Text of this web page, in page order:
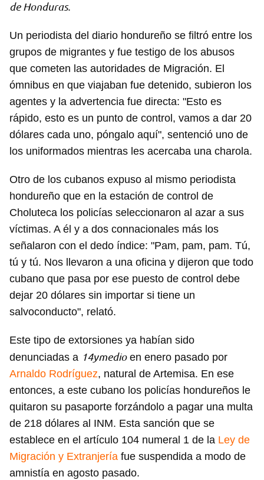
de Honduras.
Un periodista del diario hondureño se filtró entre los
grupos de migrantes y fue testigo de los abusos
que cometen las autoridades de Migración. El
ómnibus en que viajaban fue detenido, subieron los
agentes y la advertencia fue directa: "Esto es
rápido, esto es un punto de control, vamos a dar 20
dólares cada uno, póngalo aquí", sentenció uno de
los uniformados mientras les acercaba una charola.
Otro de los cubanos expuso al mismo periodista
hondureño que en la estación de control de
Choluteca los policías seleccionaron al azar a sus
víctimas. A él y a dos connacionales más los
señalaron con el dedo índice: "Pam, pam, pam. Tú,
tú y tú. Nos llevaron a una oficina y dijeron que todo
cubano que pasa por ese puesto de control debe
dejar 20 dólares sin importar si tiene un
salvoconducto", relató.
Este tipo de extorsiones ya habían sido
denunciadas a 14ymedioen enero pasado por
Arnaldo Rodríguez, natural de Artemisa. En ese
entonces, a este cubano los policías hondureños le
quitaron su pasaporte forzándolo a pagar una multa
de 218 dólares al INM. Esta sanción que se
establece en el artículo 104 numeral 1 de la Ley de
Migración y Extranjería fue suspendida a modo de
amnistía en agosto pasado.